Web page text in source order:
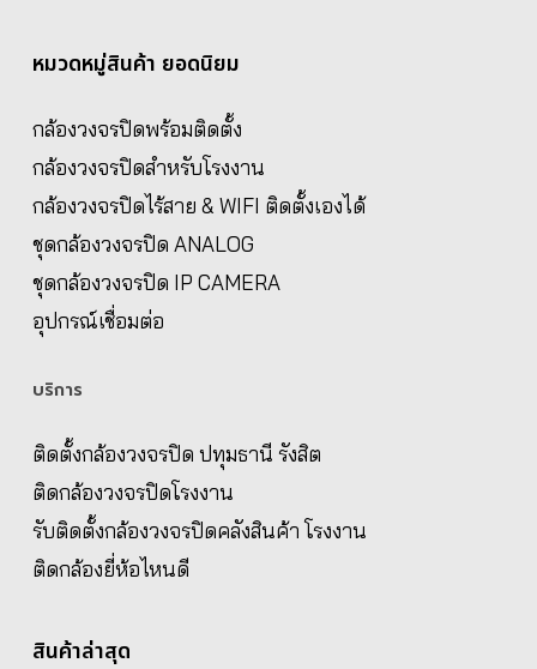
หมวดหมู่สินค้า ยอดนิยม
กล้องวงจรปิดพร้อมติดตั้ง
กล้องวงจรปิดสำหรับโรงงาน
กล้องวงจรปิดไร้สาย & WIFI ติดตั้งเองได้
ชุดกล้องวงจรปิด ANALOG
ชุดกล้องวงจรปิด IP CAMERA
อุปกรณ์เชื่อมต่อ
บริการ
ติดตั้งกล้องวงจรปิด ปทุมธานี รังสิต
ติดกล้องวงจรปิดโรงงาน
รับติดตั้งกล้องวงจรปิดคลังสินค้า โรงงาน
ติดกล้องยี่ห้อไหนดี
สินค้าล่าสุด